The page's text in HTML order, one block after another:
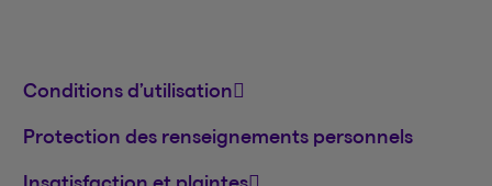
Conditions d’utilisation
Protection des renseignements personnels